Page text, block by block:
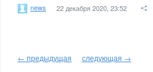
news 22 декабря 2020, 23:52
← предыдущая следующая →